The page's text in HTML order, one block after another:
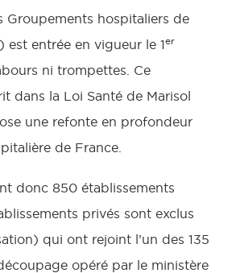
Groupements hospitaliers de
est entrée en vigueur le 1er
ni trompettes. Ce
dans la Loi Santé de Marisol
une refonte en profondeur
de France.
donc 850 établissements
privés sont exclus
qui ont rejoint l’un des 135
opéré par le ministère